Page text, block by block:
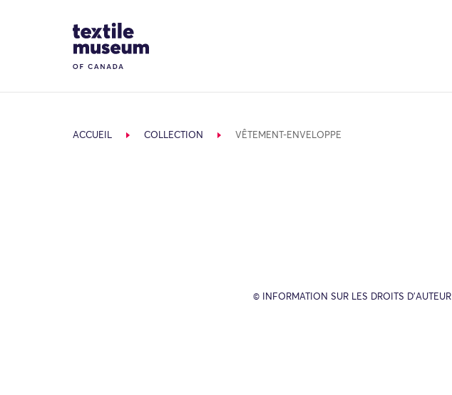
Site Logo
ACCUEIL COLLECTION VÊTEMENT-ENVELOPPE
© INFORMATION SUR LES DROITS D’AUTEUR